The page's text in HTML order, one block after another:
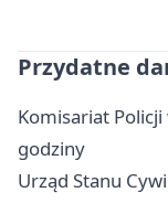
Przydatne
Komisariat
godziny
Urząd Stanu